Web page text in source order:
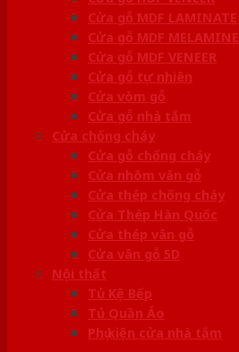
Cửa gỗ MDF LAMINATE
Cửa gỗ MDF MELAMINE
Cửa gỗ MDF VENEER
Cửa gỗ tự nhiên
Cửa vòm gỗ
Cửa gỗ nhà tắm
Cửa chống cháy
Cửa gỗ chống cháy
Cửa nhôm vân gỗ
Cửa thép chống cháy
Cửa Thép Hàn Quốc
Cửa thép vân gỗ
Cửa vân gỗ 5D
Nội thất
Tủ Kệ Bếp
Tủ Quần Áo
Phụ kiện cửa nhà tắm